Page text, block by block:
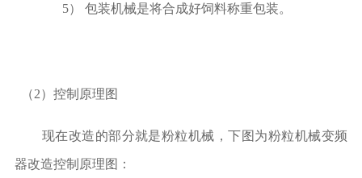
5） 包装机械是将合成好饲料称重包装。
（2）控制原理图
现在改造的部分就是粉粒机械，下图为粉粒机械变频
器改造控制原理图：